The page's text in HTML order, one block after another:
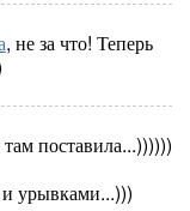
, не за что! Теперь
поставила...))))))
урывками...)))